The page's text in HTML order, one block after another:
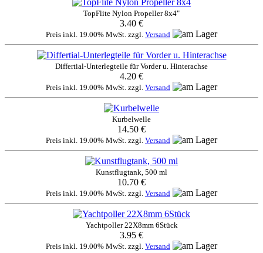
TopFlite Nylon Propeller 8x4"
3.40 €
Preis inkl. 19.00% MwSt. zzgl. Versand
Differtial-Unterlegteile für Vorder u. Hinterachse
4.20 €
Preis inkl. 19.00% MwSt. zzgl. Versand
Kurbelwelle
14.50 €
Preis inkl. 19.00% MwSt. zzgl. Versand
Kunstflugtank, 500 ml
10.70 €
Preis inkl. 19.00% MwSt. zzgl. Versand
Yachtpoller 22X8mm 6Stück
3.95 €
Preis inkl. 19.00% MwSt. zzgl. Versand